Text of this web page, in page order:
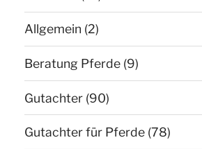
Allgemein (2)
Beratung Pferde (9)
Gutachter (90)
Gutachter für Pferde (78)